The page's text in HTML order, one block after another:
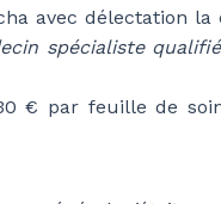
avec délectation la
spécialiste qualifié
€ par feuille de